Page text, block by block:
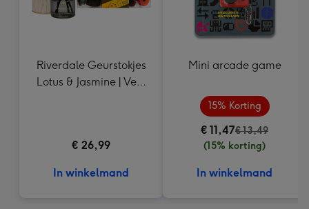
Riverdale Geurstokjes
Lotus & Jasmine | Veel
€ 26,99
In winkelmand
Mini arcade game
15% Korting
€ 11,47€ 13,49
(15% korting)
In winkelmand